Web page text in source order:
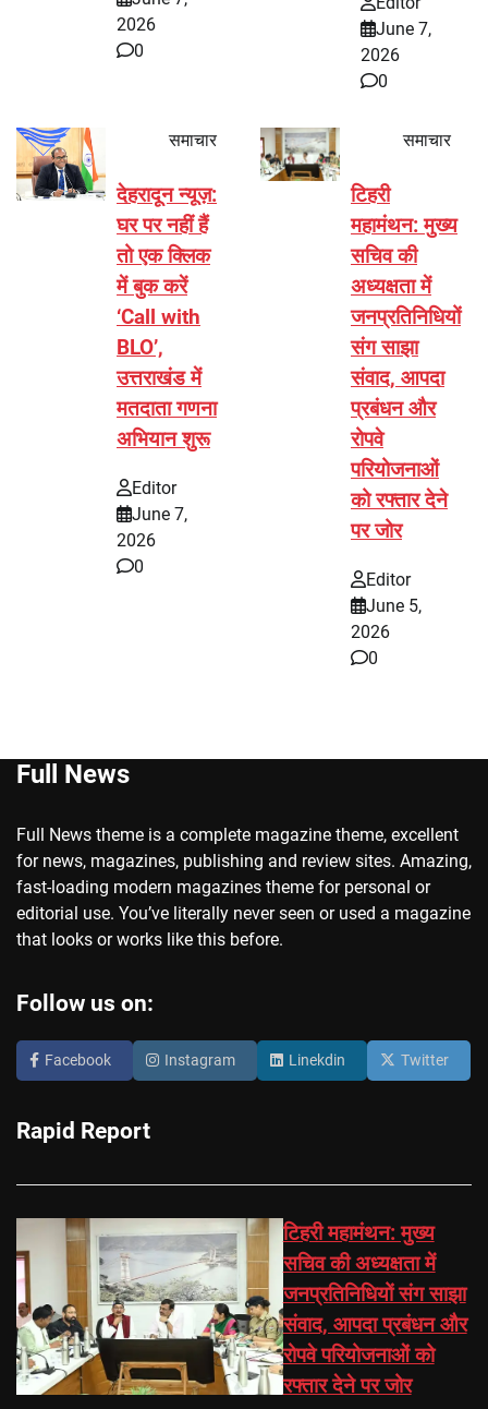
2026
0
June 7,
2026
0
समाचार
देहरादून न्यूज़:
घर पर नहीं हैं
तो एक क्लिक
में बुक करें
‘Call with
BLO’,
उत्तराखंड में
मतदाता गणना
अभियान शुरू
Editor
June 7,
2026
0
समाचार
टिहरी
महामंथन: मुख्य
सचिव की
अध्यक्षता में
जनप्रतिनिधियों
संग साझा
संवाद, आपदा
प्रबंधन और
रोपवे
परियोजनाओं
को रफ्तार देने
पर जोर
Editor
June 5,
2026
0
Full News
Full News theme is a complete magazine theme, excellent
for news, magazines, publishing and review sites. Amazing,
fast-loading modern magazines theme for personal or
editorial use. You’ve literally never seen or used a magazine
that looks or works like this before.
Follow us on:
Facebook Instagram Linekdin Twitter
Rapid Report
टिहरी महामंथन: मुख्य
सचिव की अध्यक्षता में
जनप्रतिनिधियों संग साझा
संवाद, आपदा प्रबंधन और
रोपवे परियोजनाओं को
रफ्तार देने पर जोर